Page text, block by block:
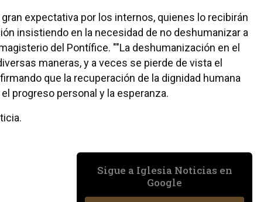
expectativa por los internos, quienes lo recibirán
insistiendo en la necesidad de no deshumanizar a
del Pontífice. ""La deshumanización en el
maneras, y a veces se pierde de vista el
que la recuperación de la dignidad humana
progreso personal y la esperanza.
Sigue a Iglesia Noticias en
Google